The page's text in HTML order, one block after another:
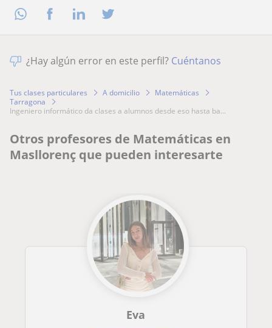
¿Hay algún error en este perfil? Cuéntanos
Tus clases particulares A domicilio
Matemáticas
Tarragona
ingeniero informático da clases a alumnos desde eso hasta ba...
Otros profesores de Matemáticas en
Masllorenç que pueden interesarte
Eva